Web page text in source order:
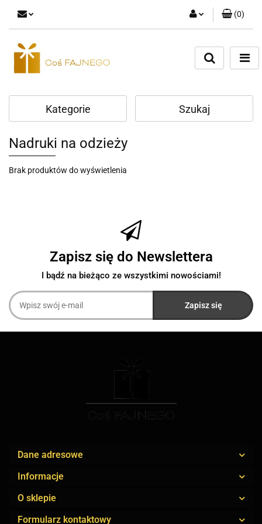
Zaloguj się
(0)
Kategorie Szukaj
Nadruki na odzieży
Brak produktów do wyświetlenia
Zapisz się do Newslettera
I bądź na bieżąco ze wszystkimi nowościami!
Dane adresowe
Informacje
O sklepie
Formularz kontaktowy